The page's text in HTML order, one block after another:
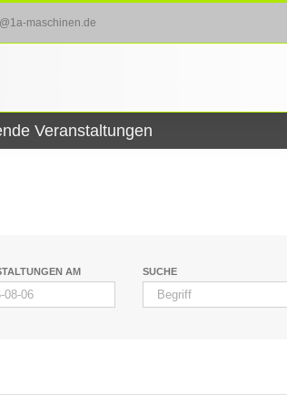
maschinen.de
Veranstaltungen
AM SUCHE